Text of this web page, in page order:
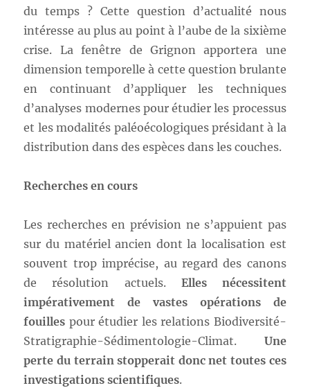
du temps ? Cette question d’actualité nous
intéresse au plus au point à l’aube de la sixième
crise. La fenêtre de Grignon apportera une
dimension temporelle à cette question brulante
en continuant d’appliquer les techniques
d’analyses modernes pour étudier les processus
et les modalités paléoécologiques présidant à la
distribution dans des espèces dans les couches.
Recherches en cours
Les recherches en prévision ne s’appuient pas
sur du matériel ancien dont la localisation est
souvent trop imprécise, au regard des canons
de résolution actuels. Elles nécessitent
impérativement de vastes opérations de
fouilles pour étudier les relations Biodiversité-
Stratigraphie-Sédimentologie-Climat. Une
perte du terrain stopperait donc net toutes ces
investigations scientifiques.